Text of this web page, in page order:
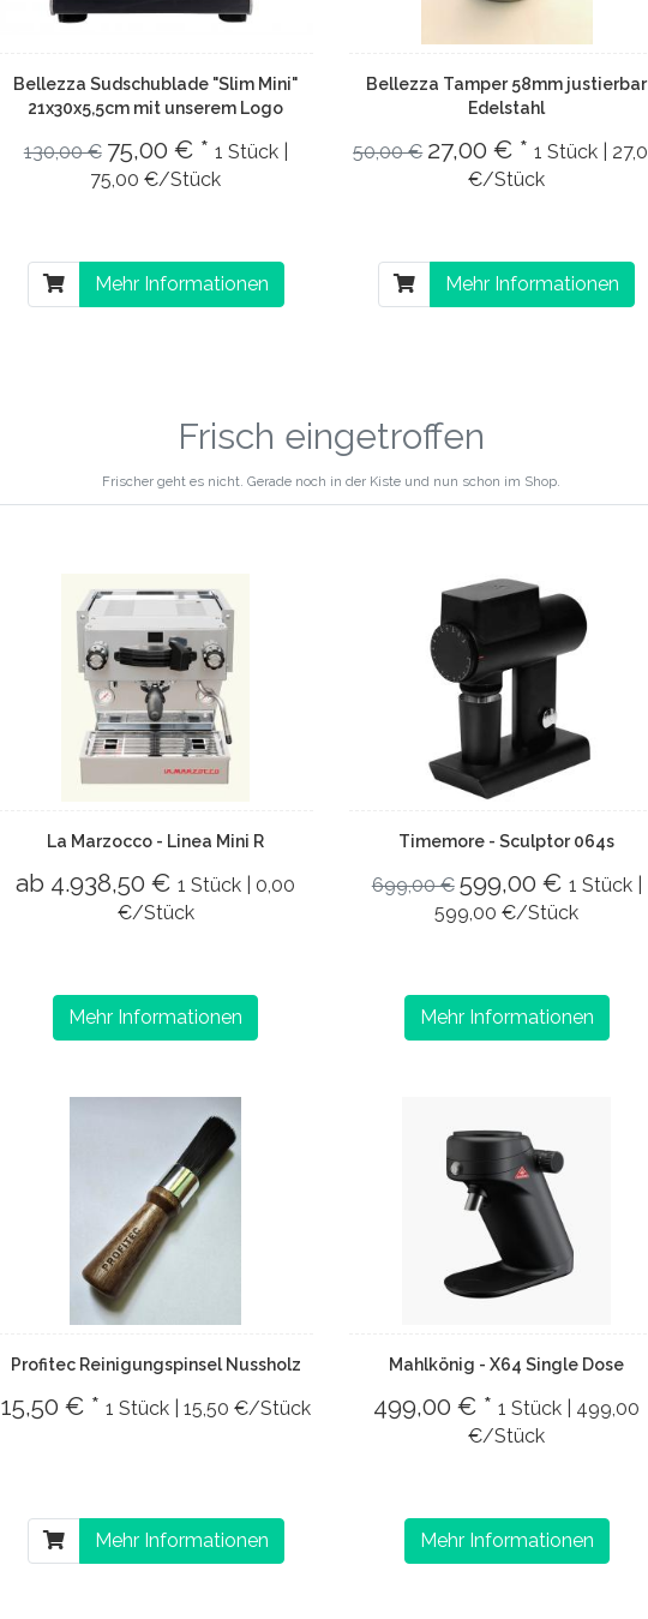
Bellezza Sudschublade "Slim Mini"
21x30x5,5cm mit unserem Logo
130,00 € 75,00 € * 1 Stück |
75,00 €/Stück
Mehr Informationen
Bellezza Tamper 58mm justierbar
Edelstahl
50,00 € 27,00 € *1 Stück |
€/Stück
Mehr Informationen
Frisch eingetroffen
Frischer geht es nicht. Gerade noch in der Kiste und nun schon im Shop.
La Marzocco - Linea Mini R
ab 4.938,50 €1 Stück | 0,00
€/Stück
Mehr Informationen
Timemore - Sculptor 064s
699,00 € 599,00 € 1 Stück |
599,00 €/Stück
Mehr Informationen
Profitec Reinigungspinsel Nussholz
15,50 € * 1 Stück | 15,50 €/Stück
Mehr Informationen
Mahlkönig - X64 Single Dose
499,00 € *1 Stück | 499,00
€/Stück
Mehr Informationen